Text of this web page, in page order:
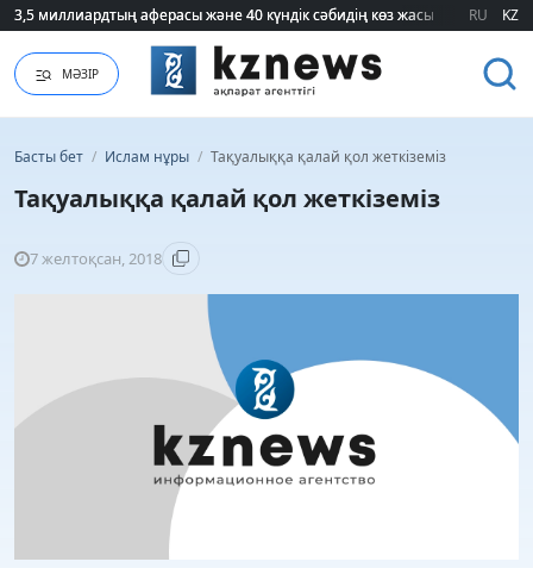
3,5 миллиардтың аферасы және 40 күндік сәбидің көз жасы:
3,5 миллиардтың аферасы және 40 күндік сәбидің көз жасы: RU KZ
МӘЗІР
Басты бет / Ислам нұры / Тақуалыққа қалай қол жеткіземіз
Тақуалыққа қалай қол жеткіземіз
7 желтоқсан, 2018